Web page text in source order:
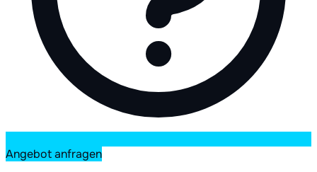
Angebot anfragen